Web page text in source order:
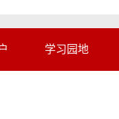
学习园地